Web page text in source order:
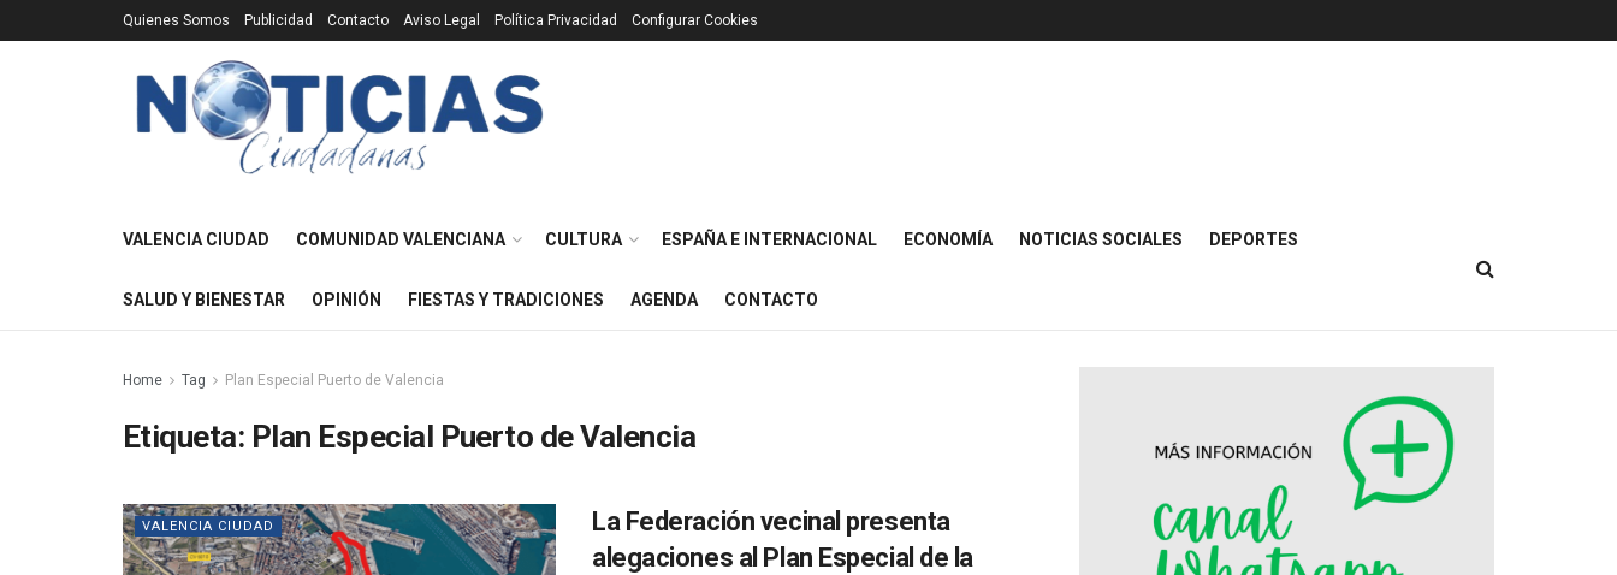
Quienes Somos Publicidad Contacto Aviso Legal Política Privacidad Configurar Cookies
VALENCIA CIUDAD COMUNIDAD VALENCIANA CULTURA ESPAÑA E INTERNACIONAL ECONOMÍA NOTICIAS SOCIALES DEPORTES
SALUD Y BIENESTAR OPINIÓN FIESTAS Y TRADICIONES AGENDA CONTACTO
Home Tag Plan Especial Puerto de Valencia
Etiqueta: Plan Especial Puerto de Valencia
VALENCIA CIUDAD
La Federación vecinal presenta
alegaciones al Plan Especial de la